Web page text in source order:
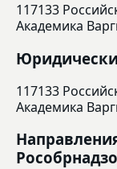
117133
Академика
117133
Академика